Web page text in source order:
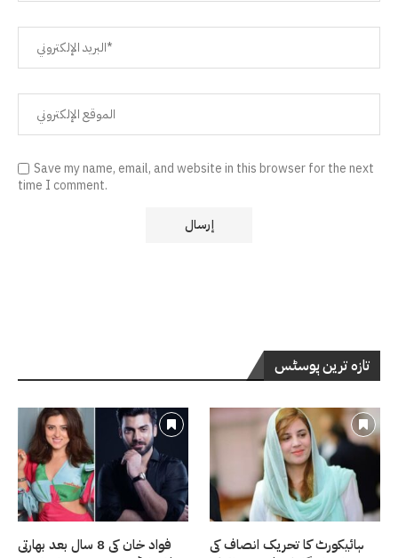
Save my name, email, and website in this browser for the next
time I comment.
تازہ ترین پوسٹس
فواد خان کی 8 سال بعد بھارتی
ہائیکورٹ کا تحریک انصاف کی